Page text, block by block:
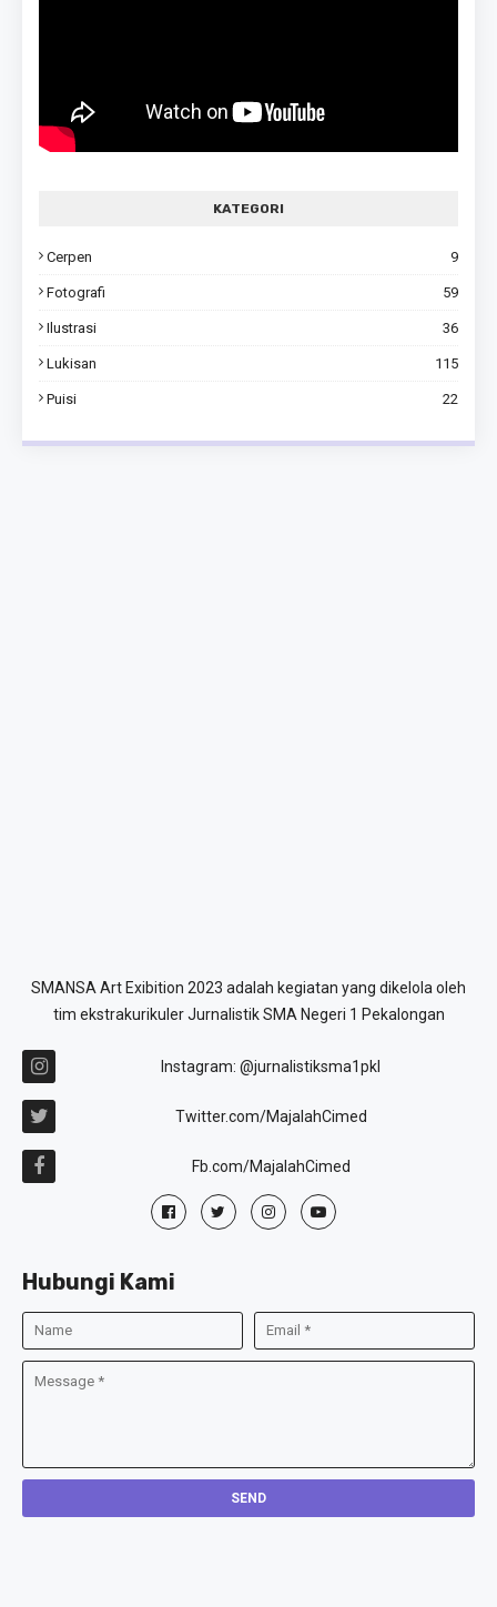
KATEGORI
Cerpen 9
Fotografi 59
Ilustrasi 36
Lukisan 115
Puisi 22
SMANSA Art Exibition 2023 adalah kegiatan yang dikelola oleh
tim ekstrakurikuler Jurnalistik SMA Negeri 1 Pekalongan
Instagram: @jurnalistiksma1pkl
Twitter.com/MajalahCimed
Fb.com/MajalahCimed
Hubungi Kami